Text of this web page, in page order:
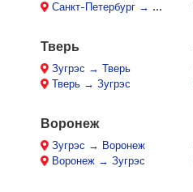
Санкт-Петербург → Зугрэс
Тверь
Зугрэс → Тверь
Тверь → Зугрэс
Воронеж
Зугрэс → Воронеж
Воронеж → Зугрэс